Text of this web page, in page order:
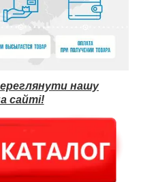
нашу
сайті!